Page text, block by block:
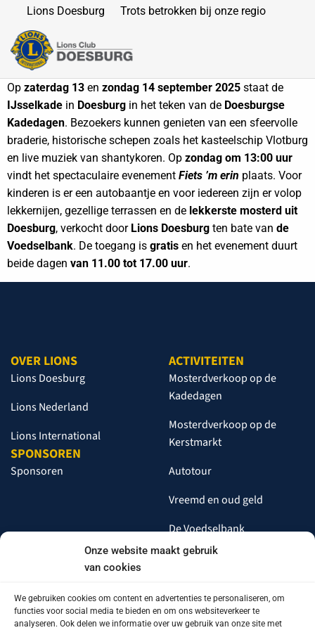
Onze website maakt gebruik
van cookies
We gebruiken cookies om content en advertenties te personaliseren, om
functies voor social media te bieden en om ons websiteverkeer te
analyseren. Ook delen we informatie over uw gebruik van onze site met
Lions Doesburg Trots betrokken bij onze regio
Op zaterdag 13 en zondag 14 september 2025 staat de
IJsselkade in Doesburg in het teken van de Doesburgse
Kadedagen. Bezoekers kunnen genieten van een sfeervolle
braderie, historische schepen zoals het kasteelschip Vlotburg
en live muziek van shantykoren. Op zondag om 13:00 uur
vindt het spectaculaire evenement Fiets ’m erin plaats. Voor
kinderen is er een autobaantje en voor iedereen zijn er volop
lekkernijen, gezellige terrassen en de lekkerste mosterd uit
Doesburg, verkocht door Lions Doesburg ten bate van de
Voedselbank. De toegang is gratis en het evenement duurt
beide dagen van 11.00 tot 17.00 uur.
OVER LIONS
Lions Doesburg
Lions Nederland
Lions International
SPONSOREN
Sponsoren
ACTIVITEITEN
Mosterdverkoop op de
Kadedagen
Mosterdverkoop op de
Kerstmarkt
Autotour
Vreemd en oud geld
De Voedselbank
NIEUWS
Het laatste nieuws
LIONS DOESBURG
Centrum Doesburg
Over ons